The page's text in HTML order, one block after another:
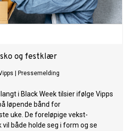
og festklær
Pressemelding
i Black Week tilsier ifølge Vipps
løpende bånd for
uke. De foreløpige vekst-
både holde seg i form og se